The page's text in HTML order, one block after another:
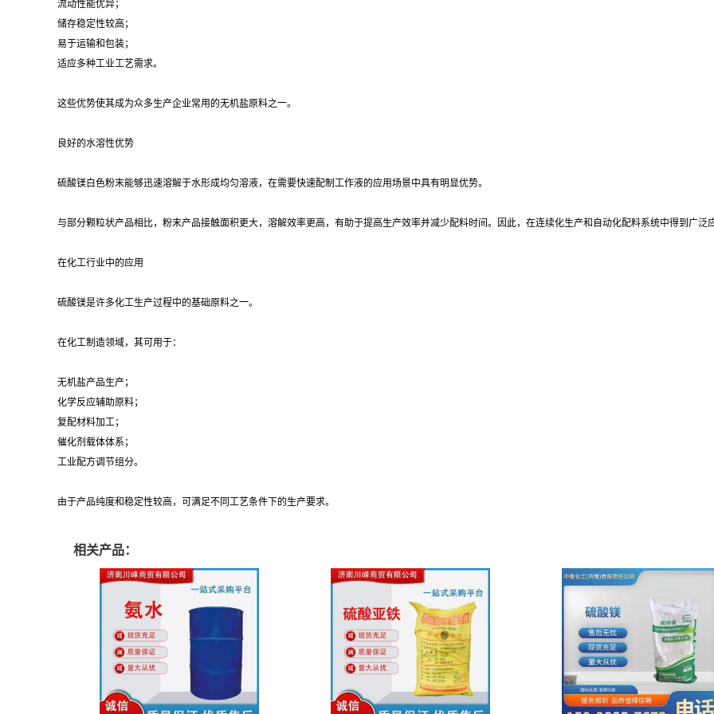
流动性能优异；
储存稳定性较高；
易于运输和包装；
适应多种工业工艺需求。
这些优势使其成为众多生产企业常用的无机盐原料之一。
良好的水溶性优势
硫酸镁白色粉末能够迅速溶解于水形成均匀溶液，在需要快速配制工作液的应用场景中具有明显优势。
与部分颗粒状产品相比，粉末产品接触面积更大，溶解效率更高，有助于提高生产效率并减少配料时间。因此，在连续化生产和自动化配料系统中得到广泛
在化工行业中的应用
硫酸镁是许多化工生产过程中的基础原料之一。
在化工制造领域，其可用于：
无机盐产品生产；
化学反应辅助原料；
复配材料加工；
催化剂载体体系；
工业配方调节组分。
由于产品纯度和稳定性较高，可满足不同工艺条件下的生产要求。
相关产品：